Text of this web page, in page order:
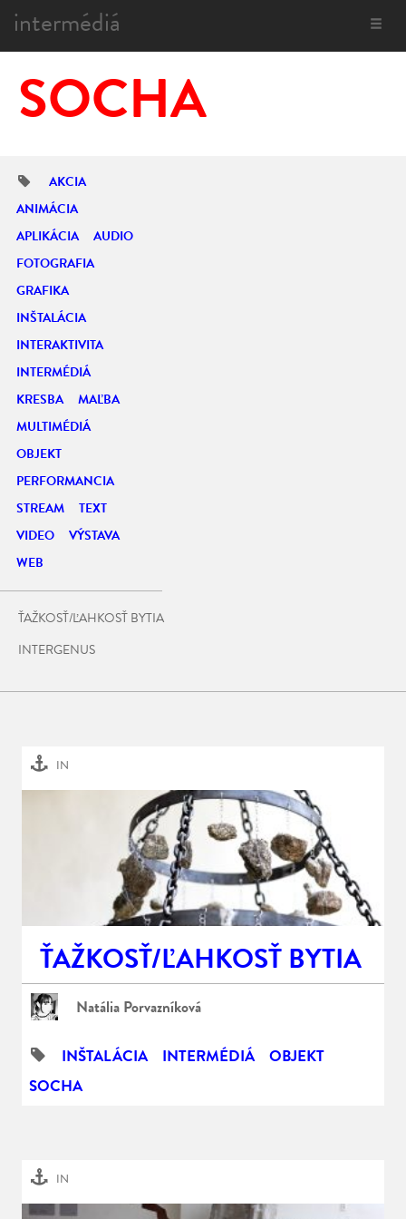
Toggle
intermédiá
SOCHA
AKCIA
ANIMÁCIA
APLIKÁCIA
AUDIO
FOTOGRAFIA
GRAFIKA
INŠTALÁCIA
INTERAKTIVITA
INTERMÉDIÁ
KRESBA
MAĽBA
MULTIMÉDIÁ
OBJEKT
PERFORMANCIA
STREAM
TEXT
VIDEO
VÝSTAVA
WEB
ŤAŽKOSŤ/ĽAHKOSŤ BYTIA
INTERGENUS
IN
ŤAŽKOSŤ/ĽAHKOSŤ BYTIA
Natália Porvazníková
INŠTALÁCIA INTERMÉDIÁ
OBJEKT
SOCHA
IN